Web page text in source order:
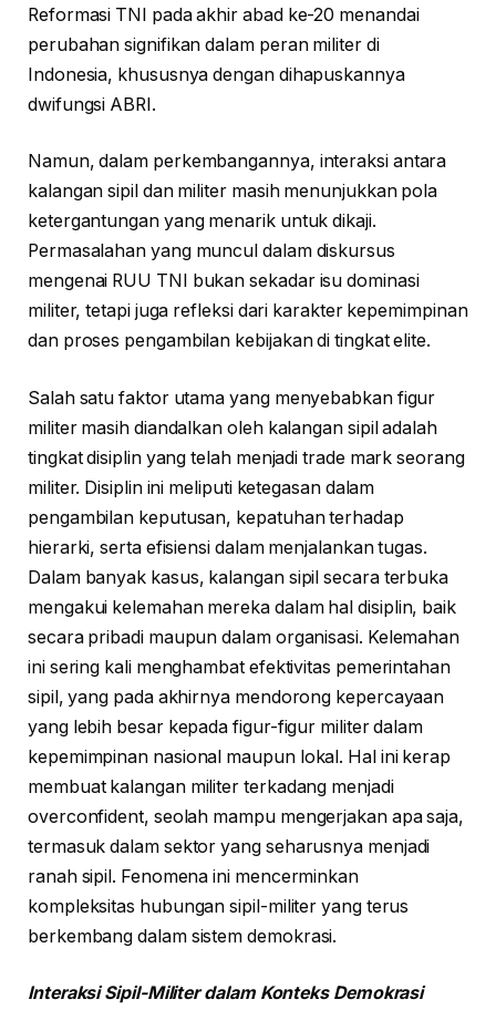
Reformasi TNI pada akhir abad ke-20 menandai
perubahan signifikan dalam peran militer di
Indonesia, khususnya dengan dihapuskannya
dwifungsi ABRI.
Namun, dalam perkembangannya, interaksi antara
kalangan sipil dan militer masih menunjukkan pola
ketergantungan yang menarik untuk dikaji.
Permasalahan yang muncul dalam diskursus
mengenai RUU TNI bukan sekadar isu dominasi
militer, tetapi juga refleksi dari karakter kepemimpinan
dan proses pengambilan kebijakan di tingkat elite.
Salah satu faktor utama yang menyebabkan figur
militer masih diandalkan oleh kalangan sipil adalah
tingkat disiplin yang telah menjadi trade mark seorang
militer. Disiplin ini meliputi ketegasan dalam
pengambilan keputusan, kepatuhan terhadap
hierarki, serta efisiensi dalam menjalankan tugas.
Dalam banyak kasus, kalangan sipil secara terbuka
mengakui kelemahan mereka dalam hal disiplin, baik
secara pribadi maupun dalam organisasi. Kelemahan
ini sering kali menghambat efektivitas pemerintahan
sipil, yang pada akhirnya mendorong kepercayaan
yang lebih besar kepada figur-figur militer dalam
kepemimpinan nasional maupun lokal. Hal ini kerap
membuat kalangan militer terkadang menjadi
overconfident, seolah mampu mengerjakan apa saja,
termasuk dalam sektor yang seharusnya menjadi
ranah sipil. Fenomena ini mencerminkan
kompleksitas hubungan sipil-militer yang terus
berkembang dalam sistem demokrasi.
Interaksi Sipil-Militer dalam Konteks Demokrasi